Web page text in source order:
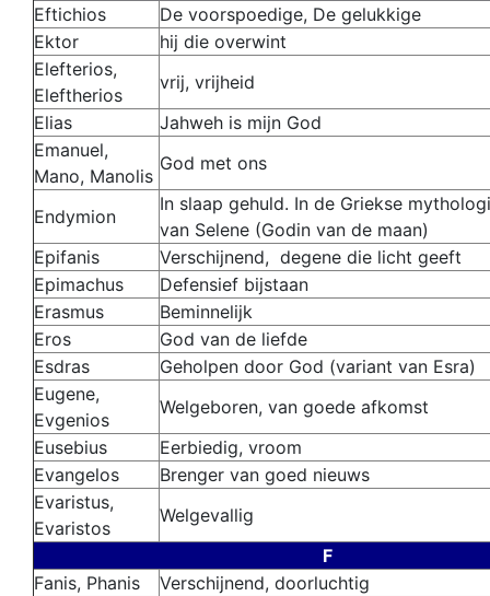
Eftichios
De voorspoedige, De gelukkige
Ektor
hij die overwint
Elefterios,
Eleftherios
vrij, vrijheid
Elias
Jahweh is mijn God
Emanuel,
Mano, Manolis
God met ons
Endymion
In slaap gehuld. In de Griekse
van Selene (Godin van de maan)
Epifanis
Verschijnend, degene die licht geeft
Epimachus
Defensief bijstaan
Erasmus
Beminnelijk
Eros
God van de liefde
Esdras
Geholpen door God (variant van Esra)
Eugene,
Evgenios
Welgeboren, van goede afkomst
Eusebius
Eerbiedig, vroom
Evangelos
Brenger van goed nieuws
Evaristus,
Evaristos
Welgevallig
F
Fanis, Phanis
Verschijnend, doorluchtig